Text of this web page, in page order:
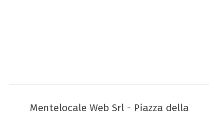
Mentelocale Web Srl - Piazza della